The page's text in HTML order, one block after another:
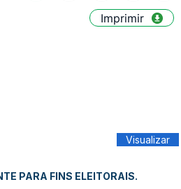
Imprimir
Visualizar
PARA FINS ELEITORAIS.